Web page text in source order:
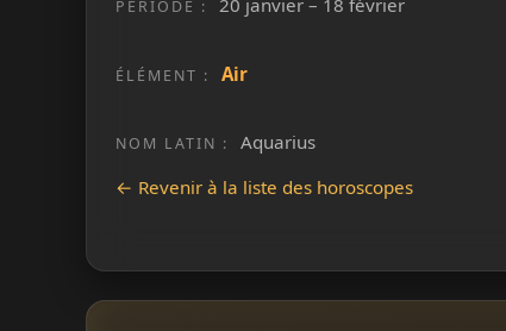
PÉRIODE : 20 janvier – 18 février
ÉLÉMENT : Air
NOM LATIN :
Aquarius
← Revenir à la liste des horoscopes